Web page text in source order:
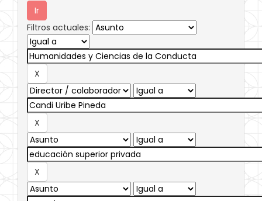
Filtros actuales: